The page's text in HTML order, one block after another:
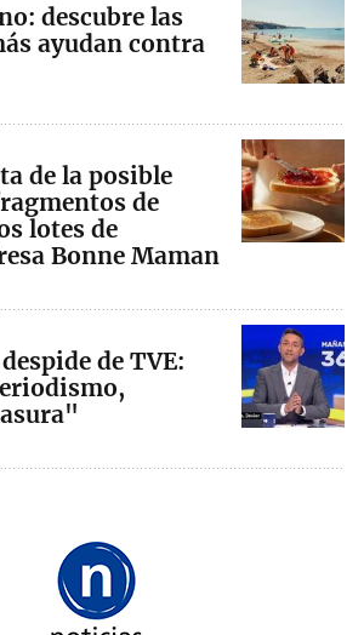
descubre las
ayudan contra
de la posible
de
lotes de
Bonne Maman
de TVE: